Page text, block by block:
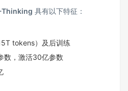
具有以下特征：
tokens）及后训练
数，激活30亿参数